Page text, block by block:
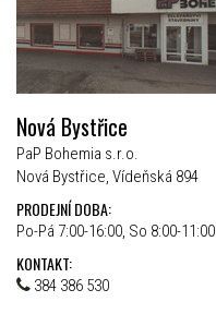
Nová Bystřice
PaP Bohemia s.r.o.
Nová Bystřice, Vídeňská 894
PRODEJNÍ DOBA:
Po-Pá 7:00-16:00, So 8:00-11:00
KONTAKT:
384 386 530